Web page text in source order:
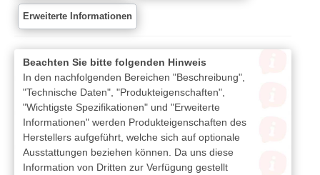
Erweiterte Informationen
Beachten Sie bitte folgenden Hinweis
In den nachfolgenden Bereichen "Beschreibung",
"Technische Daten", "Produkteigenschaften",
"Wichtigste Spezifikationen" und "Erweiterte
Informationen" werden Produkteigenschaften des
Herstellers aufgeführt, welche sich auf optionale
Ausstattungen beziehen können. Da uns diese
Information von Dritten zur Verfügung gestellt